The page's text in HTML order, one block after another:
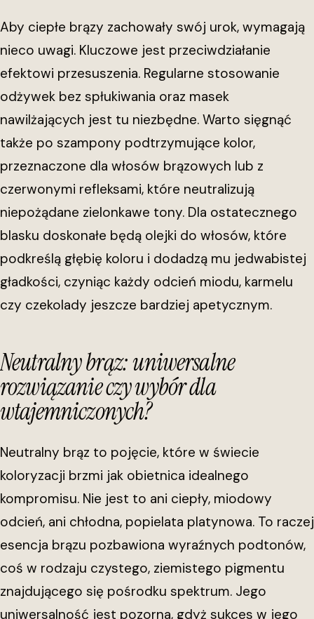
Aby ciepłe brązy zachowały swój urok, wymagają
nieco uwagi. Kluczowe jest przeciwdziałanie
efektowi przesuszenia. Regularne stosowanie
odżywek bez spłukiwania oraz masek
nawilżających jest tu niezbędne. Warto sięgnąć
także po szampony podtrzymujące kolor,
przeznaczone dla włosów brązowych lub z
czerwonymi refleksami, które neutralizują
niepożądane zielonkawe tony. Dla ostatecznego
blasku doskonałe będą olejki do włosów, które
podkreślą głębię koloru i dodadzą mu jedwabistej
gładkości, czyniąc każdy odcień miodu, karmelu
czy czekolady jeszcze bardziej apetycznym.
Neutralny brąz: uniwersalne
rozwiązanie czy wybór dla
wtajemniczonych?
Neutralny brąz to pojęcie, które w świecie
koloryzacji brzmi jak obietnica idealnego
kompromisu. Nie jest to ani ciepły, miodowy
odcień, ani chłodna, popielata platynowa. To raczej
esencja brązu pozbawiona wyraźnych podtonów,
coś w rodzaju czystego, ziemistego pigmentu
znajdującego się pośrodku spektrum. Jego
uniwersalność jest pozorna, gdyż sukces w jego